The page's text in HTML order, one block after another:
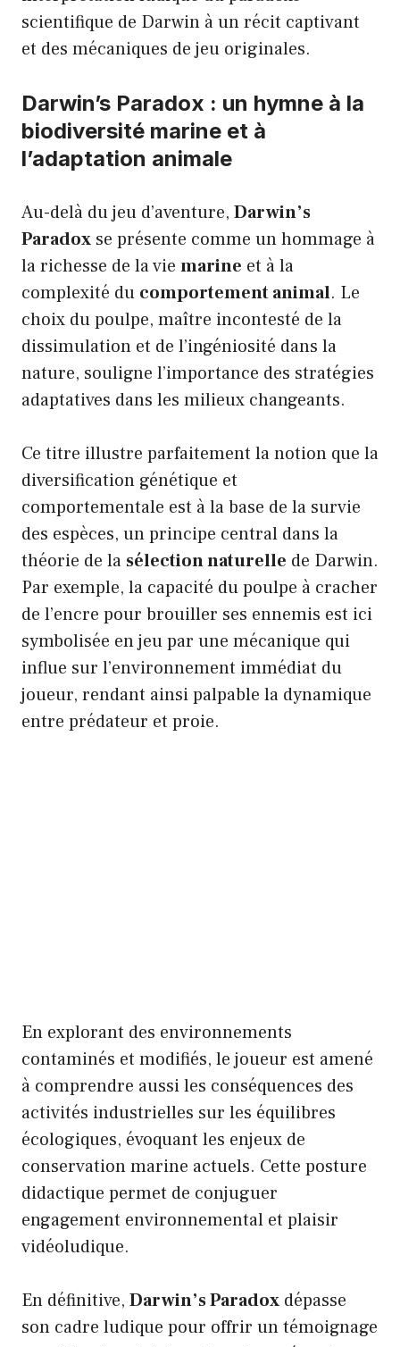
scientifique de Darwin à un récit captivant
et des mécaniques de jeu originales.
Darwin’s Paradox : un hymne à la
biodiversité marine et à
l’adaptation animale
Au-delà du jeu d’aventure, Darwin’s
Paradox se présente comme un hommage à
la richesse de la vie marine et à la
complexité du comportement animal. Le
choix du poulpe, maître incontesté de la
dissimulation et de l’ingéniosité dans la
nature, souligne l’importance des stratégies
adaptatives dans les milieux changeants.
Ce titre illustre parfaitement la notion que la
diversification génétique et
comportementale est à la base de la survie
des espèces, un principe central dans la
théorie de la sélection naturelle de Darwin.
Par exemple, la capacité du poulpe à cracher
de l’encre pour brouiller ses ennemis est ici
symbolisée en jeu par une mécanique qui
influe sur l’environnement immédiat du
joueur, rendant ainsi palpable la dynamique
entre prédateur et proie.
En explorant des environnements
contaminés et modifiés, le joueur est amené
à comprendre aussi les conséquences des
activités industrielles sur les équilibres
écologiques, évoquant les enjeux de
conservation marine actuels. Cette posture
didactique permet de conjuguer
engagement environnemental et plaisir
vidéoludique.
En définitive, Darwin’s Paradox dépasse
son cadre ludique pour offrir un témoignage